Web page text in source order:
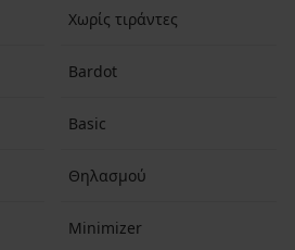
Χωρίς τιράντες
Bardot
Basic
Θηλασμού
Minimizer